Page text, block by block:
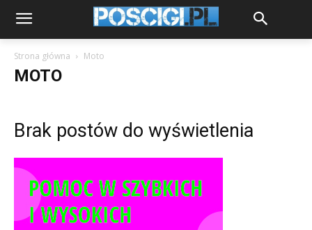
Strona główna Moto
MOTO
Brak postów do wyświetlenia